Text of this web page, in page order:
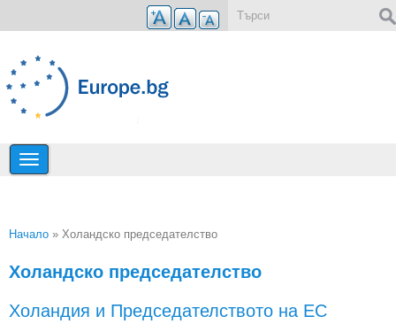
Премини към основното съдържание
Начало » Холандско председателство
Холандско председателство
Холандия и Председателството на ЕС